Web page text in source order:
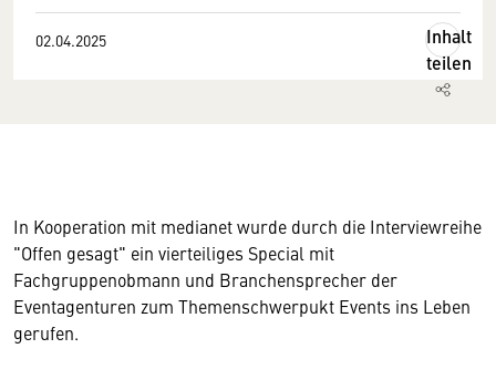
02.04.2025
Inhalt
teilen
In Kooperation mit medianet wurde durch die Interviewreihe
"Offen gesagt" ein vierteiliges Special mit
Fachgruppenobmann und Branchensprecher der
Eventagenturen zum Themenschwerpukt Events ins Leben
gerufen.